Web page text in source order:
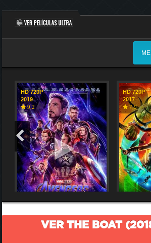
HD 720P
2019
9,2
HD 720P
2017
7,9
VER THE BOAT